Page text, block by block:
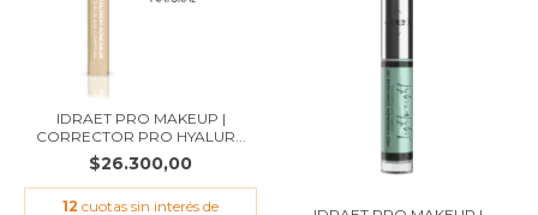
IDRAET PRO MAKEUP |
CORRECTOR PRO HYALUR...
$26.300,00
12 cuotas sin interés de